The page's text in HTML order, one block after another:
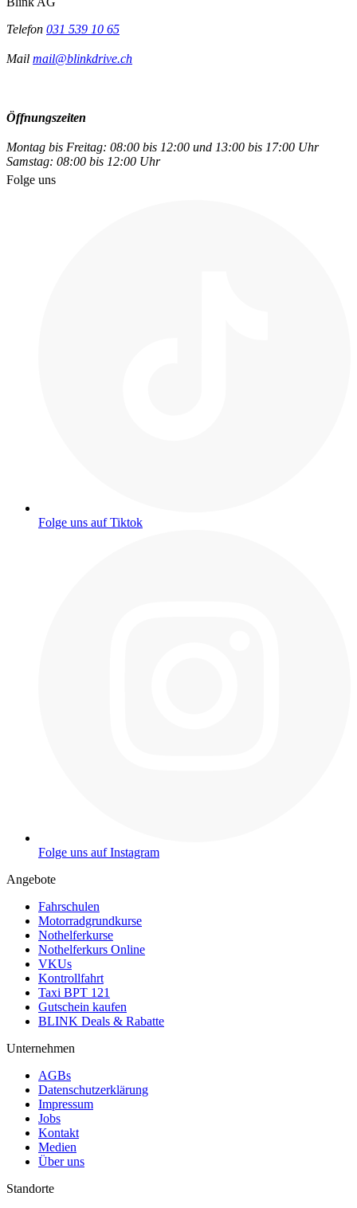
Telefon 031 539 10 65
Mail mail@blinkdrive.ch
Öffnungszeiten
Montag bis Freitag: 08:00 bis 12:00 und 13:00 bis 17:00 Uhr
Samstag: 08:00 bis 12:00 Uhr
Folge uns
Folge uns auf Tiktok
Folge uns auf Instagram
Angebote
Fahrschulen
Motorradgrundkurse
Nothelferkurse
Nothelferkurs Online
VKUs
Kontrollfahrt
Taxi BPT 121
Gutschein kaufen
BLINK Deals & Rabatte
Unternehmen
AGBs
Datenschutzerklärung
Impressum
Jobs
Kontakt
Medien
Über uns
Standorte